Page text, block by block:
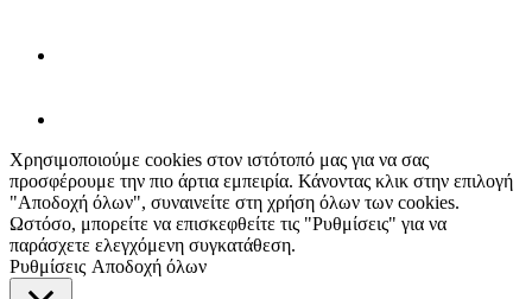
Χρησιμοποιούμε cookies στον ιστότοπό μας για να σας
προσφέρουμε την πιο άρτια εμπειρία. Κάνοντας κλικ στην επιλογή
"Αποδοχή όλων", συναινείτε στη χρήση όλων των cookies.
Ωστόσο, μπορείτε να επισκεφθείτε τις "Ρυθμίσεις" για να
παράσχετε ελεγχόμενη συγκατάθεση.
Ρυθμίσεις Αποδοχή όλων